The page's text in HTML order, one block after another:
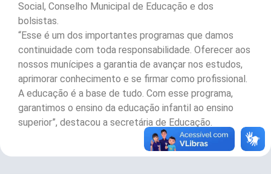
Social, Conselho Municipal de Educação e dos
bolsistas.
“Esse é um dos importantes programas que damos
continuidade com toda responsabilidade. Oferecer aos
nossos munícipes a garantia de avançar nos estudos,
aprimorar conhecimento e se firmar como profissional.
A educação é a base de tudo. Com esse programa,
garantimos o ensino da educação infantil ao ensino
superior”, destacou a secretária de Educação.